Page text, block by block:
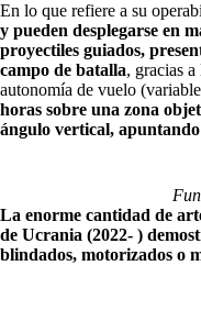
En lo que refiere a su
y pueden desplegarse en
proyectiles guiados,
campo de batalla, gracias
autonomía de vuelo
horas sobre una zona
ángulo vertical,
La enorme cantidad de
de Ucrania (2022- )
blindados, motorizados o